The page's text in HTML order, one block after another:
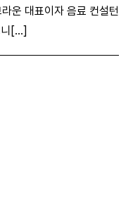
운 대표이자 음료 컨설턴
[...]